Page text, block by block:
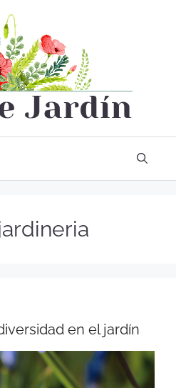
en el jardín